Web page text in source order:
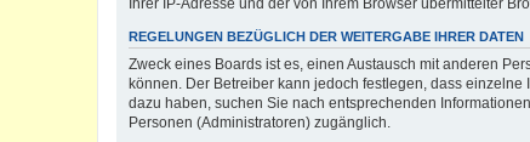
REGELUNGEN BEZÜGLICH DER WEITERGABE IHRER DATEN
Zweck eines Boards ist es, einen Austausch mit anderen
können. Der Betreiber kann jedoch festlegen, dass
dazu haben, suchen Sie nach entsprechenden
Personen (Administratoren) zugänglich.